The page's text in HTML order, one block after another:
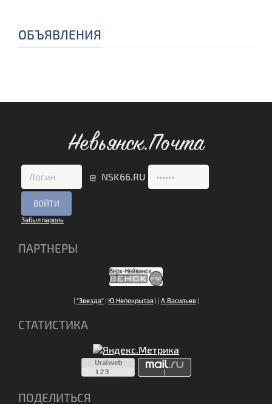
ОБЪЯВЛЕНИЯ
Невьянск.Почта
@ NSK66.RU
Забыл пароль
ПАРТНЕРЫ
| "Звезда"| Ю.Непокрытая| | А.Васильев|
СТАТИСТИКА
ПОДЕЛИТЬСЯ